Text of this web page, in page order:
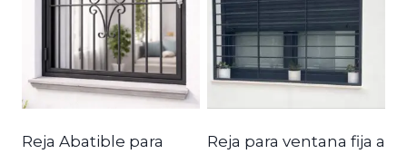
Reja Abatible para
Reja para ventana fija a